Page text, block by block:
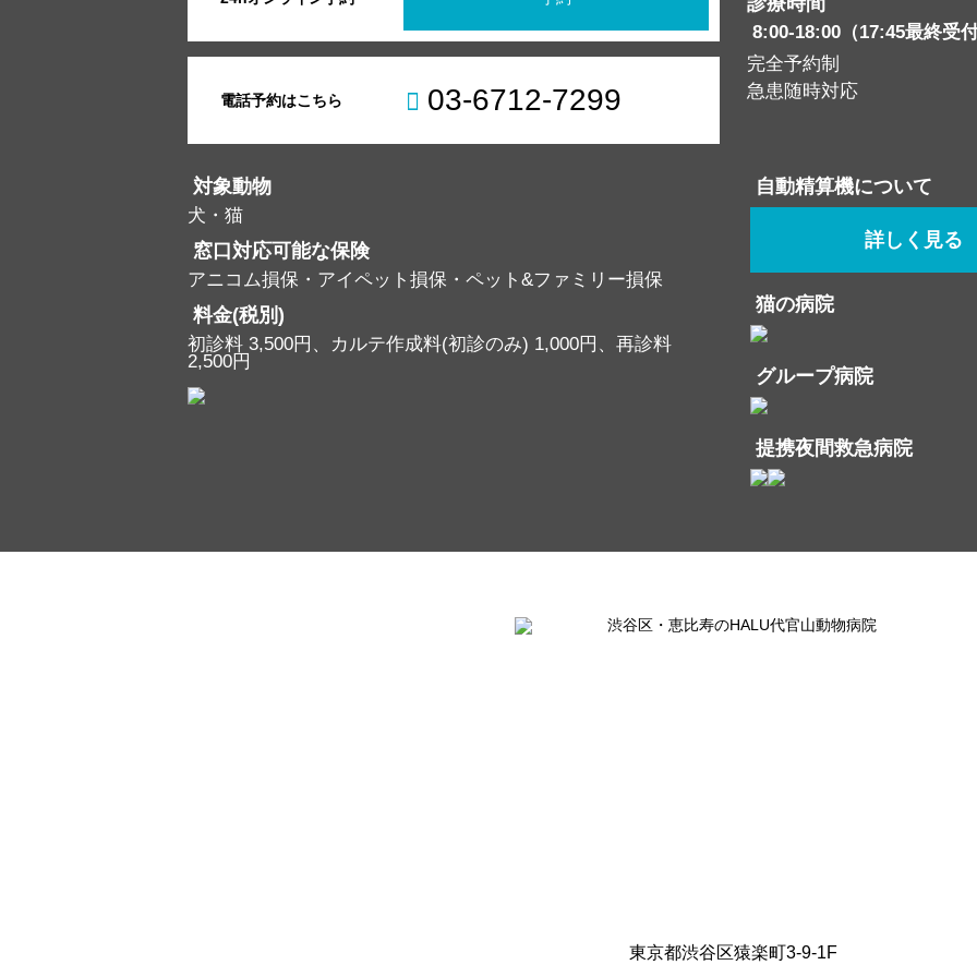
電話予約はこちら 03-6712-7299
8:00-18:00（17:45最終受
完全予約制
急患随時対応
対象動物
犬・猫
窓口対応可能な保険
アニコム損保・アイペット損保・ペット&ファミリー損保
料金(税別)
初診料 3,500円、カルテ作成料(初診のみ) 1,000円、再診料
2,500円
自動精算機について
詳しく見る
猫の病院
グループ病院
提携夜間救急病院
東京都渋谷区猿楽町3-9-1F